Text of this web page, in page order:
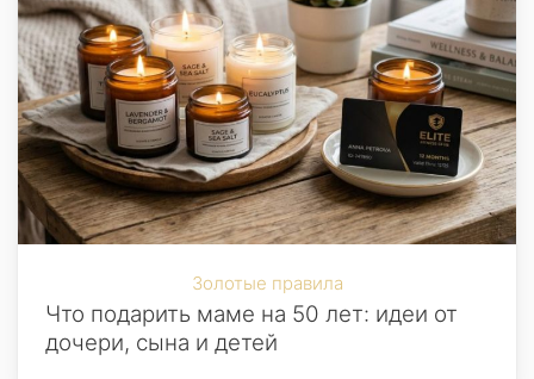
Золотые правила
Что подарить маме на 50 лет: идеи от
дочери, сына и детей